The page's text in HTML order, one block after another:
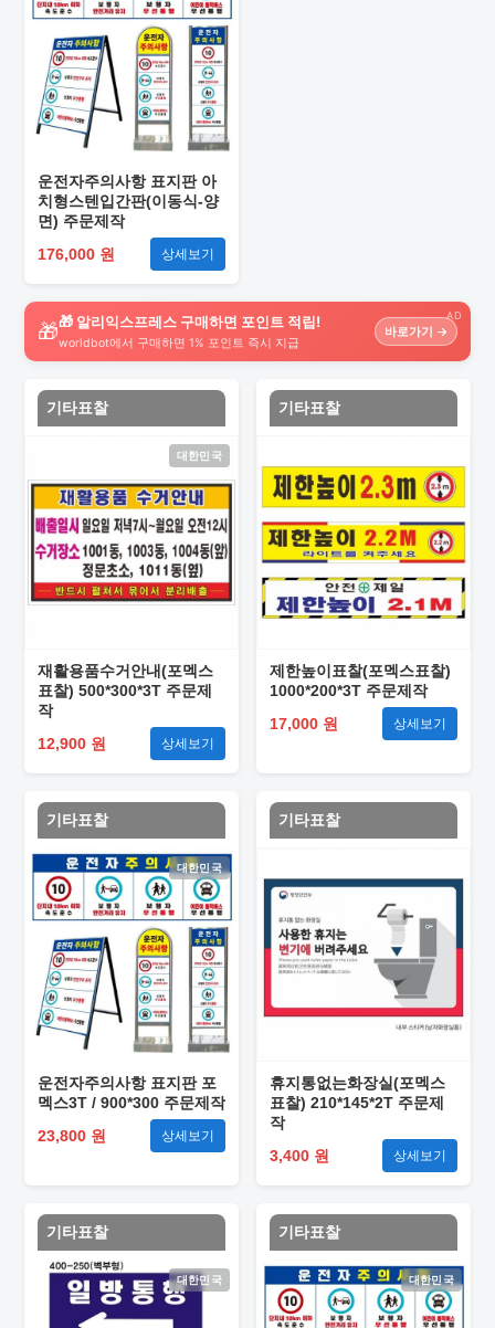
운전자주의사항 표지판 아
치형스텐입간판(이동식-양
면) 주문제작
176,000 원
상세보기
AD
🎁🎁 알리익스프레스 구매하면 포인트 적립!
worldbot에서 구매하면 1% 포인트 즉시 지급
바로가기 →
기타표찰
대한민국
재활용품수거안내(포멕스
표찰) 500*300*3T 주문제
작
12,900 원
상세보기
기타표찰
제한높이표찰(포멕스표찰)
1000*200*3T 주문제작
17,000 원
상세보기
기타표찰
대한민국
운전자주의사항 표지판 포
멕스3T / 900*300 주문제작
23,800 원
상세보기
기타표찰
휴지통없는화장실(포멕스
표찰) 210*145*2T 주문제
작
3,400 원
상세보기
기타표찰
대한민국
기타표찰
대한민국